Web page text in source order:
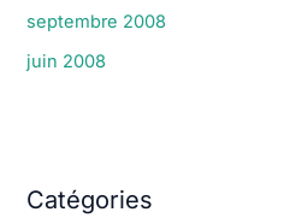
septembre 2008
juin 2008
Catégories